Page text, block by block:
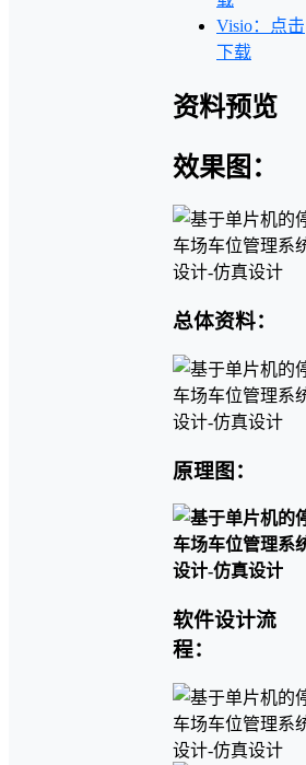
Visio：点击
下载
资料预览
效果图：
总体资料：
原理图：
软件设计流
程：